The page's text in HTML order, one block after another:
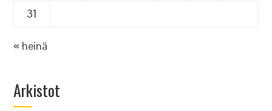
31
« heinä
Arkistot